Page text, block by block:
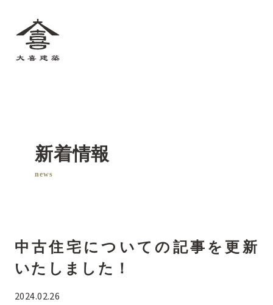
新着情報
news
中古住宅についての記事を更新
いたしました！
2024.02.26